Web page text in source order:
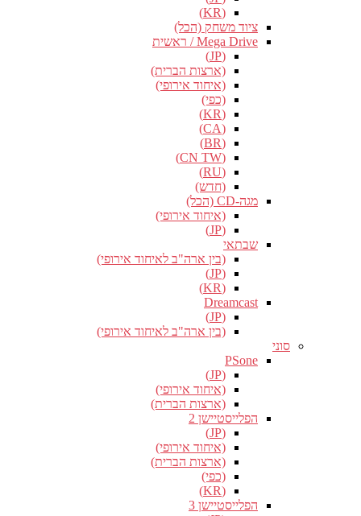
(KR)
ציוד משחק (הכל)
Mega Drive / ראשית
(JP)
(ארצות הברית)
(איחוד אירופי)
(כפי)
(KR)
(CA)
(BR)
(CN TW)
(RU)
(חדש)
מגה-CD (הכל)
(איחוד אירופי)
(JP)
שבתאי
(בין ארה"ב לאיחוד אירופי)
(JP)
(KR)
Dreamcast
(JP)
(בין ארה"ב לאיחוד אירופי)
סוני
PSone
(JP)
(איחוד אירופי)
(ארצות הברית)
הפלייסטיישן 2
(JP)
(איחוד אירופי)
(ארצות הברית)
(כפי)
(KR)
הפלייסטיישן 3